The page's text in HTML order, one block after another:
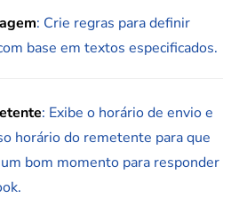
: Crie regras para definir
base em textos especificados.
: Exibe o horário de envio e
horário do remetente para que
bom momento para responder